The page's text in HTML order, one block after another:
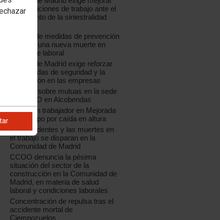
las condiciones de trabajo ante el
incremento de la siniestralidad
La falta de medidas de prevención
provoca una nueva muerte en
accidente laboral
CCOO de Madrid exige reforzar
las medidas de seguridad y la
prevención en las empresas
Jornada sobre mutuas en la sede
de CCOO en Alcobendas
Muere un trabajador en Mejorada
del Campo por caída en altura
Los accidentes y las muertes en
el trabajo se disparan en la
Comunidad de Madrid
CCOO denuncia la pésima
situación del sector de la
construcción en la Comunidad de
Madrid, en materia de salud
laboral y condiciones laborales
Concentración de repulsa tras el
accidente mortal de
Ciempozuelos